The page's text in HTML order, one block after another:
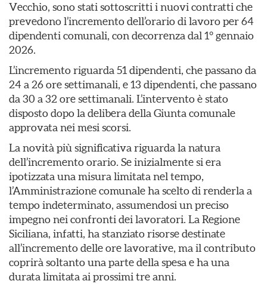
Vecchio, sono stati sottoscritti i nuovi contratti che
prevedono l’incremento dell’orario di lavoro per 64
dipendenti comunali, con decorrenza dal 1° gennaio
2026.
L’incremento riguarda 51 dipendenti, che passano da
24 a 26 ore settimanali, e 13 dipendenti, che passano
da 30 a 32 ore settimanali. L’intervento è stato
disposto dopo la delibera della Giunta comunale
approvata nei mesi scorsi.
La novità più significativa riguarda la natura
dell’incremento orario. Se inizialmente si era
ipotizzata una misura limitata nel tempo,
l’Amministrazione comunale ha scelto di renderla a
tempo indeterminato, assumendosi un preciso
impegno nei confronti dei lavoratori. La Regione
Siciliana, infatti, ha stanziato risorse destinate
all’incremento delle ore lavorative, ma il contributo
coprirà soltanto una parte della spesa e ha una
durata limitata ai prossimi tre anni.